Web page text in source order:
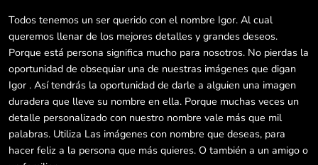
Todos tenemos un ser querido con el nombre Igor. Al cual
queremos llenar de los mejores detalles y grandes deseos.
Porque está persona significa mucho para nosotros. No pierdas la
oportunidad de obsequiar una de nuestras imágenes que digan
Igor . Así tendrás la oportunidad de darle a alguien una imagen
duradera que lleve su nombre en ella. Porque muchas veces un
detalle personalizado con nuestro nombre vale más que mil
palabras. Utiliza Las imágenes con nombre que deseas, para
hacer feliz a la persona que más quieres. O también a un amigo o